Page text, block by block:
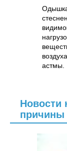
астмы.
Новости
причины